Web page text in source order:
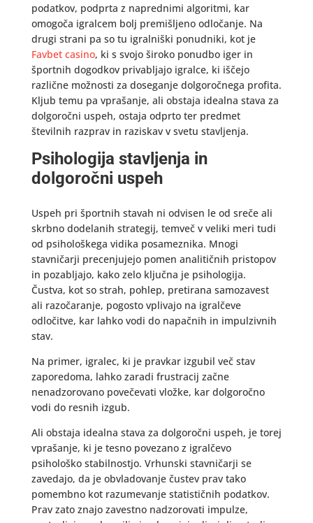
podatkov, podprta z naprednimi algoritmi, kar
omogoča igralcem bolj premišljeno odločanje. Na
drugi strani pa so tu igralniški ponudniki, kot je
Favbet casino, ki s svojo široko ponudbo iger in
športnih dogodkov privabljajo igralce, ki iščejo
različne možnosti za doseganje dolgoročnega profita.
Kljub temu pa vprašanje, ali obstaja idealna stava za
dolgoročni uspeh, ostaja odprto ter predmet
številnih razprav in raziskav v svetu stavljenja.
Psihologija stavljenja in
dolgoročni uspeh
Uspeh pri športnih stavah ni odvisen le od sreče ali
skrbno dodelanih strategij, temveč v veliki meri tudi
od psihološkega vidika posameznika. Mnogi
stavničarji precenjujejo pomen analitičnih pristopov
in pozabljajo, kako zelo ključna je psihologija.
Čustva, kot so strah, pohlep, pretirana samozavest
ali razočaranje, pogosto vplivajo na igralčeve
odločitve, kar lahko vodi do napačnih in impulzivnih
stav.
Na primer, igralec, ki je pravkar izgubil več stav
zaporedoma, lahko zaradi frustracij začne
nenadzorovano povečevati vložke, kar dolgoročno
vodi do resnih izgub.
Ali obstaja idealna stava za dolgoročni uspeh, je torej
vprašanje, ki je tesno povezano z igralčevo
psihološko stabilnostjo. Vrhunski stavničarji se
zavedajo, da je obvladovanje čustev prav tako
pomembno kot razumevanje statističnih podatkov.
Prav zato znajo zavestno nadzorovati impulze,